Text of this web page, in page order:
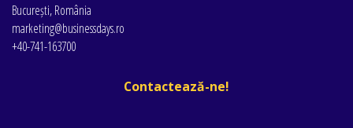
București, România
marketing@businessdays.ro
+40-741-163700
Contactează-ne!